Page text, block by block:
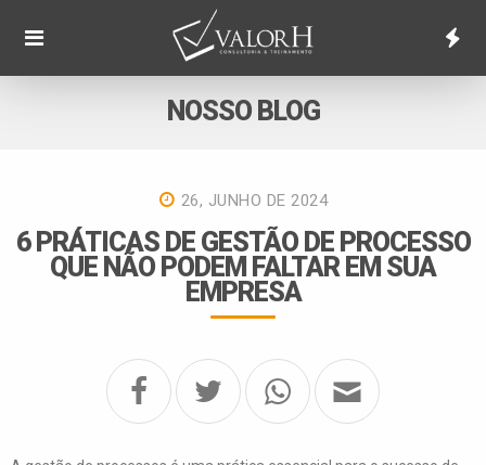
NOSSO BLOG
26, JUNHO DE 2024
6 PRÁTICAS DE GESTÃO DE PROCESSO
QUE NÃO PODEM FALTAR EM SUA
EMPRESA